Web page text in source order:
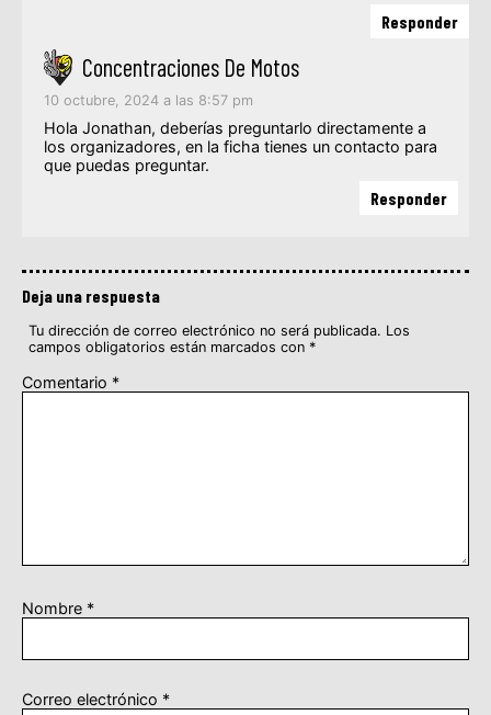
Responder
Concentraciones De Motos
10 octubre, 2024 a las 8:57 pm
Hola Jonathan, deberías preguntarlo directamente a
los organizadores, en la ficha tienes un contacto para
que puedas preguntar.
Responder
Deja una respuesta
Tu dirección de correo electrónico no será publicada. Los
campos obligatorios están marcados con *
Comentario *
Nombre *
Correo electrónico *